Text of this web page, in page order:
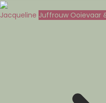
Jacqueline Juffrouw Ooievaar